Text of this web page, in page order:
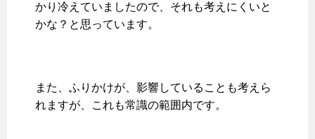
かり冷えていましたので、それも考えにくいと
かな？と思っています。
また、ふりかけが、影響していることも考えら
れますが、これも常識の範囲内です。